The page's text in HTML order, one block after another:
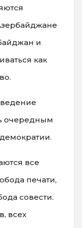
и
как
очередным
все
печати,
совести.
всех